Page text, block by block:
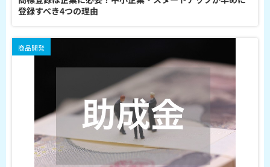
登録すべき4つの理由
商品開発